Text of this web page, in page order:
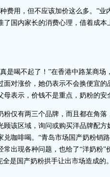
用，但不应该加价这么多。”业
了国内家长的消费心理，借着成
喝不起了！”在香港中路某商场
面对涨价，她仍表示不会换便宜
表示，价钱不是重点，奶粉的安
仅有两三个品牌，而且都在角落
顾该区域，询问或购买洋品牌配方
兑咖啡喝。“青岛市场国产奶粉销
出现各种问题，也给了“洋奶粉”
是国产奶粉拱手让出市场造成的